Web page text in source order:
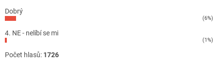
Dobrý
(6%)
4. NE - nelíbí se mi
(1%)
Počet hlasů: 1726